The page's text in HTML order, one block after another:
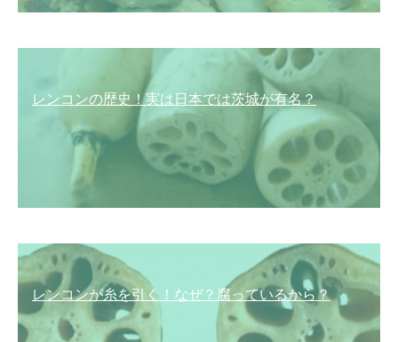
レンコンの歴史！実は日本では茨城が有名？
レンコンが糸を引く！なぜ？腐っているから？